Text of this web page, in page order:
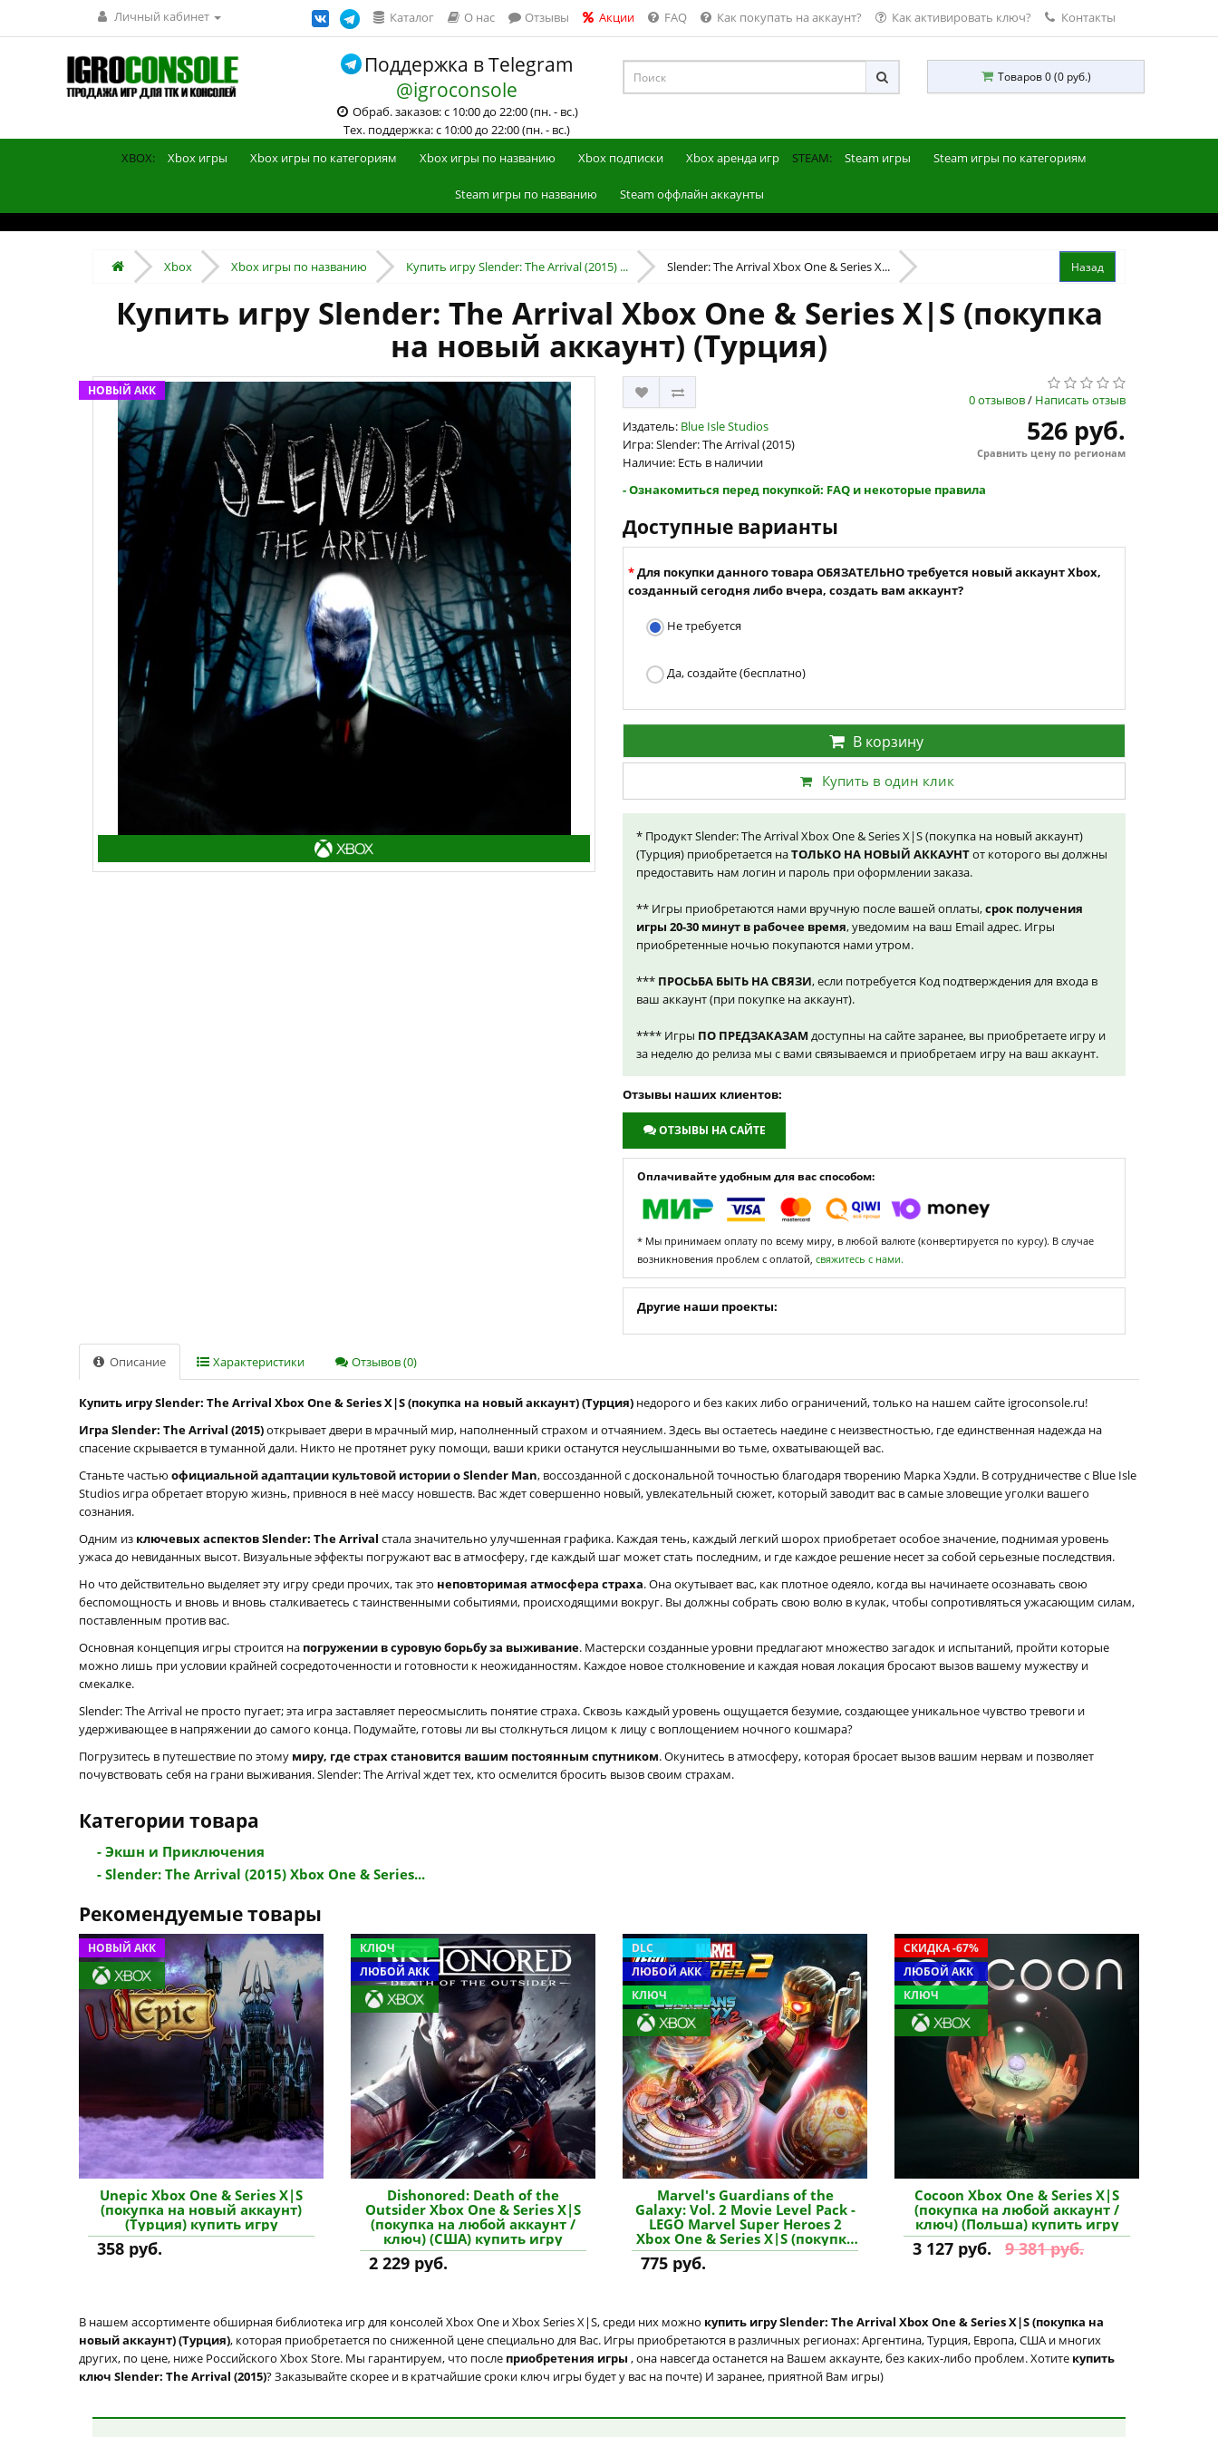
Личный кабинет Каталог О нас Отзывы Акции FAQ Как покупать на аккаунт? Как активировать ключ? Контакты
Поддержка в Telegram
@igroconsole
Обраб. заказов: с 10:00 до 22:00 (пн. - вс.)
Тех. поддержка: с 10:00 до 22:00 (пн. - вс.)
Товаров 0 (0 руб.)
XBOX: Xbox игры Xbox игры по категориям Xbox игры по названию Xbox подписки Xbox аренда игр STEAM: Steam игры Steam игры по категориям
Steam игры по названию Steam оффлайн аккаунты
Xbox Xbox игры по названию Купить игру Slender: The Arrival (2015) ... Slender: The Arrival Xbox One & Series X...
Купить игру Slender: The Arrival Xbox One & Series X|S (покупка
на новый аккаунт) (Турция)
НОВЫЙ АКК
0 отзывов/ Написать отзыв
Издатель: Blue Isle Studios
Игра: Slender: The Arrival (2015)
Наличие: Есть в наличии
526 руб.
Сравнить цену по регионам
- Ознакомиться перед покупкой: FAQ и некоторые правила
Доступные варианты
Для покупки данного товара ОБЯЗАТЕЛЬНО требуется новый аккаунт Xbox,
созданный сегодня либо вчера, создать вам аккаунт?
Не требуется
Да, создайте (бесплатно)
В корзину
Купить в один клик
* Продукт Slender: The Arrival Xbox One & Series X|S (покупка на новый аккаунт)
(Турция) приобретается наТОЛЬКО НА НОВЫЙ АККАУНТот которого вы должны
предоставить нам логин и пароль при оформлении заказа.
** Игры приобретаются нами вручную после вашей оплаты,срок получения
игры 20-30 минут в рабочее время, уведомим на ваш Email адрес. Игры
приобретенные ночью покупаются нами утром.
*** ПРОСЬБА БЫТЬ НА СВЯЗИ, если потребуется Код подтверждения для входа в
ваш аккаунт (при покупке на аккаунт).
**** Игры ПО ПРЕДЗАКАЗАМ доступны на сайте заранее, вы приобретаете игру и
за неделю до релиза мы с вами связываемся и приобретаем игру на ваш аккаунт.
Отзывы наших клиентов:
ОТЗЫВЫ НА САЙТЕ
Оплачивайте удобным для вас способом:
* Мы принимаем оплату по всему миру, в любой валюте (конвертируется по курсу). В случае
возникновения проблем с оплатой, свяжитесь с нами.
Другие наши проекты:
Описание Характеристики Отзывов (0)
Купить игру Slender: The Arrival Xbox One & Series X|S (покупка на новый аккаунт) (Турция) недорого и без каких либо ограничений, только на нашем сайте igroconsole.ru!
Игра Slender: The Arrival (2015)открывает двери в мрачный мир, наполненный страхом и отчаянием. Здесь вы остаетесь наедине с неизвестностью, где единственная надежда на
спасение скрывается в туманной дали. Никто не протянет руку помощи, ваши крики останутся неуслышанными во тьме, охватывающей вас.
Станьте частью официальной адаптации культовой истории о Slender Man, воссозданной с доскональной точностью благодаря творению Марка Хэдли. В сотрудничестве с Blue Isle
Studios игра обретает вторую жизнь, привнося в неё массу новшеств. Вас ждет совершенно новый, увлекательный сюжет, который заводит вас в самые зловещие уголки вашего
сознания.
Одним из ключевых аспектов Slender: The Arrival стала значительно улучшенная графика. Каждая тень, каждый легкий шорох приобретает особое значение, поднимая уровень
ужаса до невиданных высот. Визуальные эффекты погружают вас в атмосферу, где каждый шаг может стать последним, и где каждое решение несет за собой серьезные последствия.
Но что действительно выделяет эту игру среди прочих, так это неповторимая атмосфера страха. Она окутывает вас, как плотное одеяло, когда вы начинаете осознавать свою
беспомощность и вновь и вновь сталкиваетесь с таинственными событиями, происходящими вокруг. Вы должны собрать свою волю в кулак, чтобы сопротивляться ужасающим силам,
поставленным против вас.
Основная концепция игры строится на погружении в суровую борьбу за выживание. Мастерски созданные уровни предлагают множество загадок и испытаний, пройти которые
можно лишь при условии крайней сосредоточенности и готовности к неожиданностям. Каждое новое столкновение и каждая новая локация бросают вызов вашему мужеству и
смекалке.
Slender: The Arrival не просто пугает; эта игра заставляет переосмыслить понятие страха. Сквозь каждый уровень ощущается безумие, создающее уникальное чувство тревоги и
удерживающее в напряжении до самого конца. Подумайте, готовы ли вы столкнуться лицом к лицу с воплощением ночного кошмара?
Погрузитесь в путешествие по этому миру, где страх становится вашим постоянным спутником. Окунитесь в атмосферу, которая бросает вызов вашим нервам и позволяет
почувствовать себя на грани выживания. Slender: The Arrival ждет тех, кто осмелится бросить вызов своим страхам.
Категории товара
- Экшн и Приключения
- Slender: The Arrival (2015) Xbox One & Series...
Рекомендуемые товары
НОВЫЙ АКК
Unepic Xbox One & Series X|S
(покупка на новый аккаунт)
(Турция) купить игру
358 руб.
КЛЮЧ
ЛЮБОЙ АКК
Dishonored: Death of the
Outsider Xbox One & Series X|S
(покупка на любой аккаунт /
ключ) (США) купить игру
2 229 руб.
DLC
ЛЮБОЙ АКК
КЛЮЧ
Marvel's Guardians of the
Galaxy: Vol. 2 Movie Level Pack -
LEGO Marvel Super Heroes 2
Xbox One & Series X|S (покупка
на любой аккаунт / ключ)
(США) купить дополнение
775 руб.
СКИДКА -67%
ЛЮБОЙ АКК
КЛЮЧ
Cocoon Xbox One & Series X|S
(покупка на любой аккаунт /
ключ) (Польша) купить игру
3 127 руб. 9 381 руб.
В нашем ассортименте обширная библиотека игр для консолей Xbox One и Xbox Series X|S, среди них можно купить игру Slender: The Arrival Xbox One & Series X|S (покупка на
новый аккаунт) (Турция), которая приобретается по сниженной цене специально для Вас. Игры приобретаются в различных регионах: Аргентина, Турция, Европа, США и многих
других, по цене, ниже Российского Xbox Store. Мы гарантируем, что после приобретения игры , она навсегда останется на Вашем аккаунте, без каких-либо проблем. Хотите купить
ключ Slender: The Arrival (2015)? Заказывайте скорее и в кратчайшие сроки ключ игры будет у вас на почте) И заранее, приятной Вам игры)